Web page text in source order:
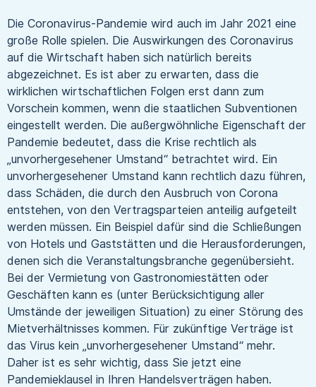
Die Coronavirus-Pandemie wird auch im Jahr 2021 eine
große Rolle spielen. Die Auswirkungen des Coronavirus
auf die Wirtschaft haben sich natürlich bereits
abgezeichnet. Es ist aber zu erwarten, dass die
wirklichen wirtschaftlichen Folgen erst dann zum
Vorschein kommen, wenn die staatlichen Subventionen
eingestellt werden. Die außergwöhnliche Eigenschaft der
Pandemie bedeutet, dass die Krise rechtlich als
„unvorhergesehener Umstand“ betrachtet wird. Ein
unvorhergesehener Umstand kann rechtlich dazu führen,
dass Schäden, die durch den Ausbruch von Corona
entstehen, von den Vertragsparteien anteilig aufgeteilt
werden müssen. Ein Beispiel dafür sind die Schließungen
von Hotels und Gaststätten und die Herausforderungen,
denen sich die Veranstaltungsbranche gegenübersieht.
Bei der Vermietung von Gastronomiestätten oder
Geschäften kann es (unter Berücksichtigung aller
Umstände der jeweiligen Situation) zu einer Störung des
Mietverhältnisses kommen. Für zukünftige Verträge ist
das Virus kein „unvorhergesehener Umstand“ mehr.
Daher ist es sehr wichtig, dass Sie jetzt eine
Pandemieklausel in Ihren Handelsverträgen haben.